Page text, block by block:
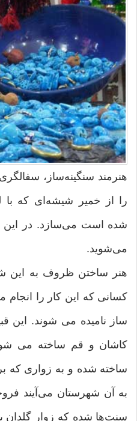
هنرمند سنگینه‌ساز،
را از خمیر شیشه‌ای كه با
شده است می‌سازد. در این
می‌شوید.
هنر ساختن ظروف به این
كسانی كه این كار را انجام
ساز نامیده می شوند. این
كاشان و قم ساخته می
ساخته شده و به زواری
به آن شهرستان می‌آیند
سنت‌ها شده كه زوار گلدان